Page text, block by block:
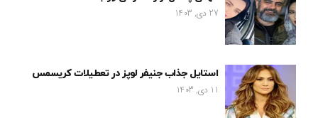
27 دی, 1403
استایل جذاب جنیفر لوپز در تعطیلات کریسمس
11 دی, 1403